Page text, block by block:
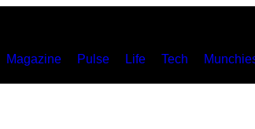
Magazine Pulse Life Tech